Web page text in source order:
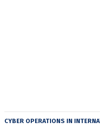
CYBER OPERATIONS IN